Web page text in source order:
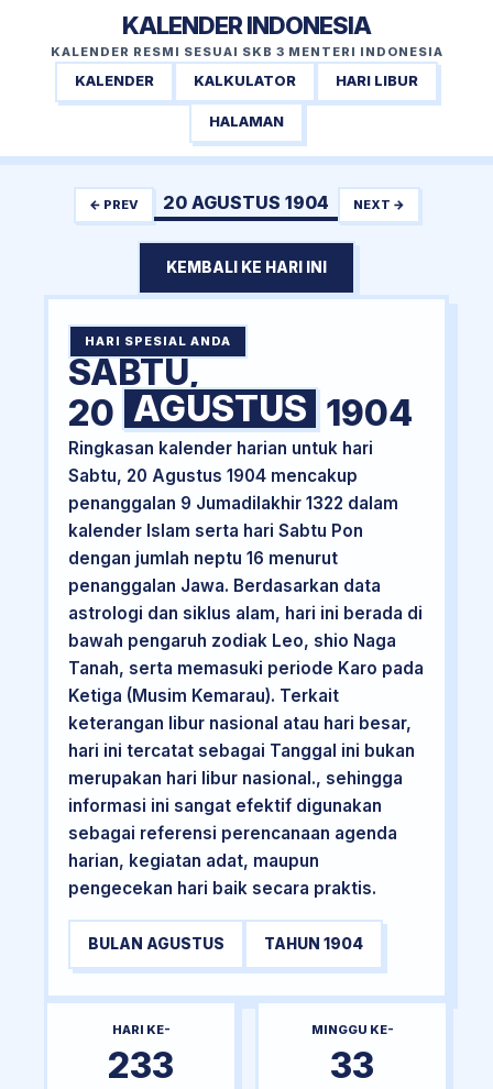
KALENDER INDONESIA
KALENDER RESMI SESUAI SKB 3 MENTERI INDONESIA
KALENDER KALKULATOR HARI LIBUR
HALAMAN
← PREV 20 AGUSTUS 1904 NEXT →
KEMBALI KE HARI INI
HARI SPESIAL ANDA
SABTU,
20 AGUSTUS 1904
Ringkasan kalender harian untuk hari
Sabtu, 20 Agustus 1904 mencakup
penanggalan 9 Jumadilakhir 1322 dalam
kalender Islam serta hari Sabtu Pon
dengan jumlah neptu 16 menurut
penanggalan Jawa. Berdasarkan data
astrologi dan siklus alam, hari ini berada di
bawah pengaruh zodiak Leo, shio Naga
Tanah, serta memasuki periode Karo pada
Ketiga (Musim Kemarau). Terkait
keterangan libur nasional atau hari besar,
hari ini tercatat sebagai Tanggal ini bukan
merupakan hari libur nasional., sehingga
informasi ini sangat efektif digunakan
sebagai referensi perencanaan agenda
harian, kegiatan adat, maupun
pengecekan hari baik secara praktis.
BULAN AGUSTUS TAHUN 1904
HARI KE-
233
MINGGU KE-
33